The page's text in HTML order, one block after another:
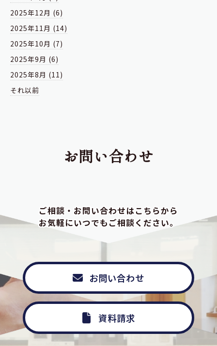
2025年12月 (6)
2025年11月 (14)
2025年10月 (7)
2025年9月 (6)
2025年8月 (11)
それ以前
お問い合わせ
ご相談・お問い合わせはこちらから
お気軽にいつでもご相談ください。
お問い合わせ
資料請求